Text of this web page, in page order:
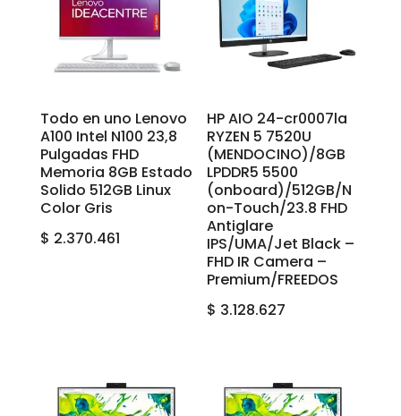
Todo en uno Lenovo
A100 Intel N100 23,8
Pulgadas FHD
Memoria 8GB Estado
Solido 512GB Linux
Color Gris
$ 2.370.461
HP AIO 24-cr0007la
RYZEN 5 7520U
(MENDOCINO)/8GB
LPDDR5 5500
(onboard)/512GB/N
on-Touch/23.8 FHD
Antiglare
IPS/UMA/Jet Black –
FHD IR Camera –
Premium/FREEDOS
$ 3.128.627